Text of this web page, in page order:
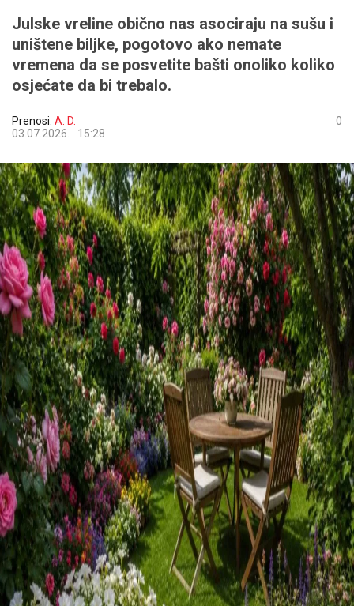
Julske vreline obično nas asociraju na sušu i
uništene biljke, pogotovo ako nemate
vremena da se posvetite bašti onoliko koliko
osjećate da bi trebalo.
Prenosi: A. D.
03.07.2026.
15:28
0